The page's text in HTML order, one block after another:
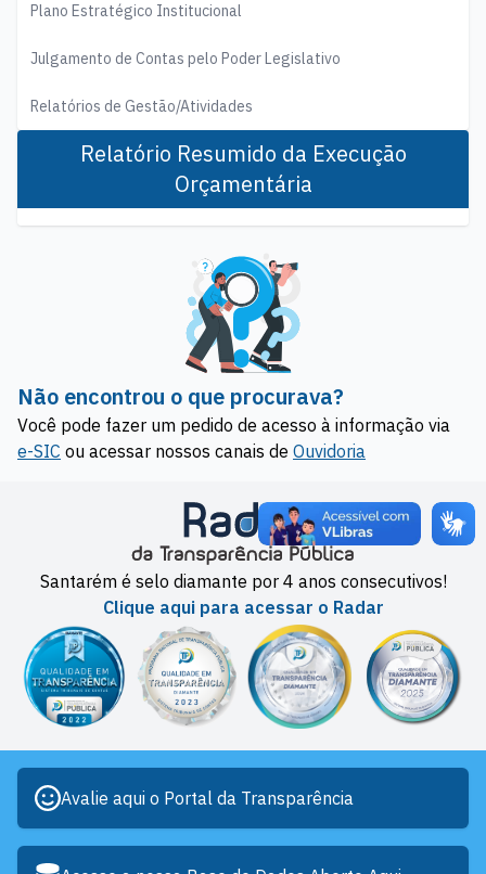
Plano Estratégico Institucional
Julgamento de Contas pelo Poder Legislativo
Relatórios de Gestão/Atividades
Relatório Resumido da Execução
Orçamentária
Não encontrou o que procurava?
Você pode fazer um pedido de acesso à informação via
e-SIC ou acessar nossos canais de Ouvidoria
Santarém é selo diamante por 4 anos consecutivos!
Clique aqui para acessar o Radar
Avalie aqui o Portal da Transparência